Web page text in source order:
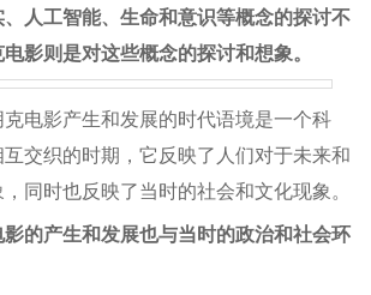
、人工智能、生命和意识等概念的探讨不
影则是对这些概念的探讨和想象。
电影产生和发展的时代语境是一个科
交织的时期，它反映了人们对于未来和
同时也反映了当时的社会和文化现象。
的产生和发展也与当时的政治和社会环